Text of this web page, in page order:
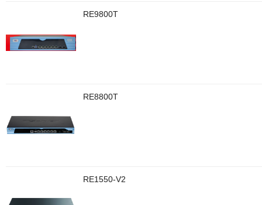
RE9800T
RE8800T
RE1550-V2